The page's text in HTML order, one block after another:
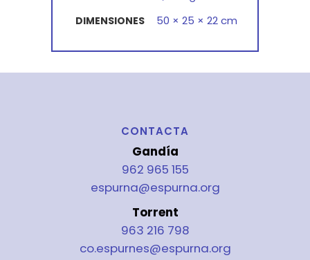
DIMENSIONES 50 × 25 × 22 cm
CONTACTA
Gandía
962 965 155
espurna@espurna.org
Torrent
963 216 798
co.espurnes@espurna.org